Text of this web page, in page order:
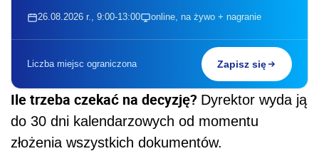
26.08.2026 r., 9:00-13:00 online, na żywo + nagranie
Liczba miejsc ograniczona Zapisz się
Ile trzeba czekać na decyzję? Dyrektor wyda ją
do 30 dni kalendarzowych od momentu
złożenia wszystkich dokumentów.